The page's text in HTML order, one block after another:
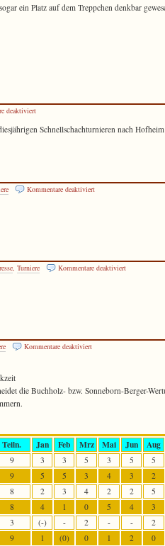
ein Platz auf dem Treppchen denkbar
deaktiviertfür
ausSchnellschachturnieren nach Hofheim
Kommentare deaktiviertfür
Turniere Kommentare deaktiviertfür
Kommentare deaktiviertfür
2019
die Buchholz- bzw. Sonneborn-Berger-
Teiln. Jan Feb Mrz Mai Jun Aug
9 3 3 5 3 5 5
9 5 5 3 4 3 2
8 2 3 4 2 2 5
8 4 1 0 5 4 3
3 (-) - 2 - - 2
9 1 (0) 0 1 2 0